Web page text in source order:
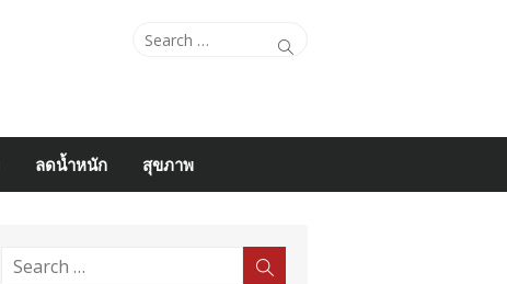
Search
Search
ลดน้ำหนัก สุขภาพ
Search
Search